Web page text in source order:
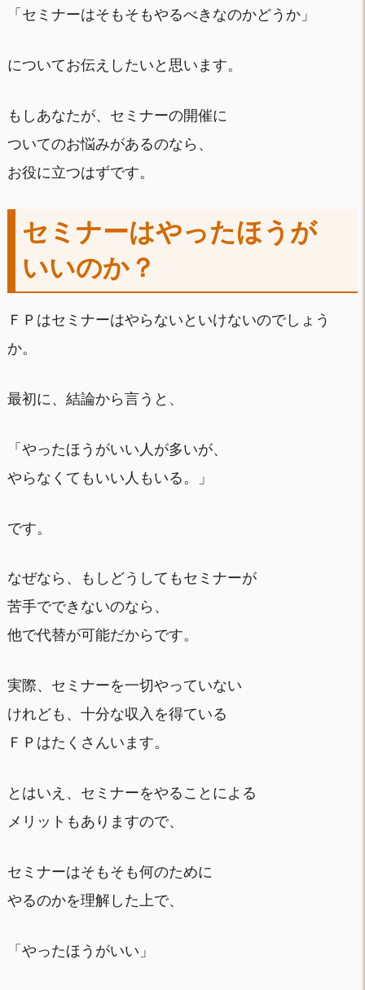
「セミナーはそもそもやるべきなのかどうか」
についてお伝えしたいと思います。
もしあなたが、セミナーの開催に
ついてのお悩みがあるのなら、
お役に立つはずです。
セミナーはやったほうが
いいのか？
ＦＰはセミナーはやらないといけないのでしょう
か。
最初に、結論から言うと、
「やったほうがいい人が多いが、
やらなくてもいい人もいる。」
です。
なぜなら、もしどうしてもセミナーが
苦手でできないのなら、
他で代替が可能だからです。
実際、セミナーを一切やっていない
けれども、十分な収入を得ている
ＦＰはたくさんいます。
とはいえ、セミナーをやることによる
メリットもありますので、
セミナーはそもそも何のために
やるのかを理解した上で、
「やったほうがいい」